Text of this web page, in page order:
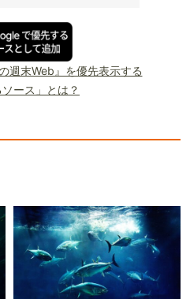
週末Web』を優先表示する
ソース」とは？